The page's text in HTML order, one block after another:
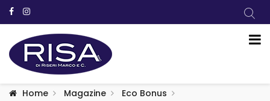
Home Magazine
Eco Bonus